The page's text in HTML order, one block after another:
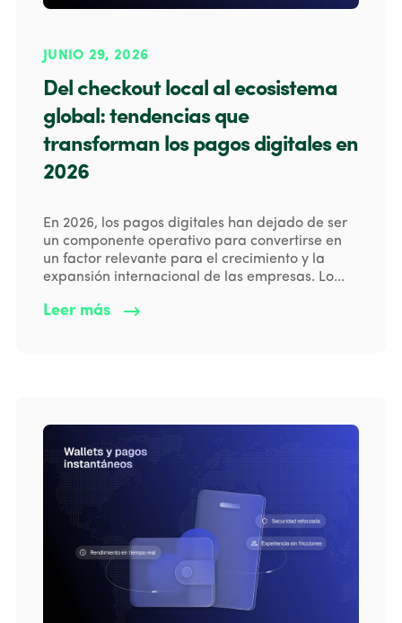
JUNIO 29, 2026
Del checkout local al ecosistema
global: tendencias que
transforman los pagos digitales en
2026
En 2026, los pagos digitales han dejado de ser
un componente operativo para convertirse en
un factor relevante para el crecimiento y la
expansión internacional de las empresas. Lo...
Leer más